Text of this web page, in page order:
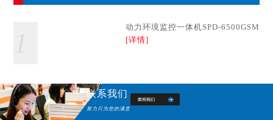
动力环境监控一体机SPD-6500GSM
[详情]
联系我们
努力只为您的满意